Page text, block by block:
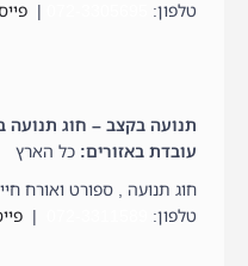
טלפון:
|
תנועה בקצב – חוג תנועה
עובדת באזורים: כל הארץ
חוג תנועה , ספורט ואורח חיים
טלפון:
|